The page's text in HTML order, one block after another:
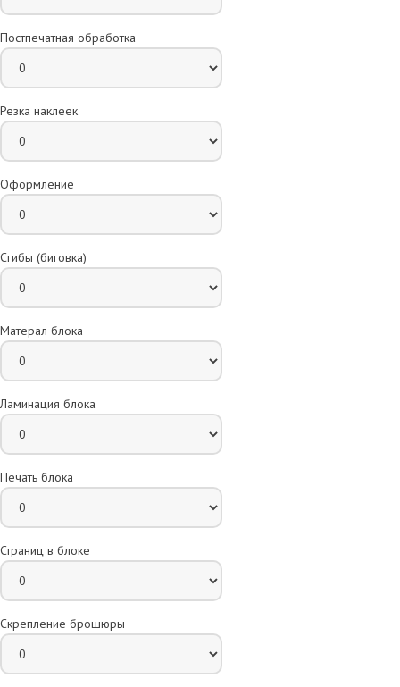
Постпечатная обработка
Резка наклеек
Оформление
Сгибы (биговка)
Матерал блока
Ламинация блока
Печать блока
Страниц в блоке
Скрепление брошюры